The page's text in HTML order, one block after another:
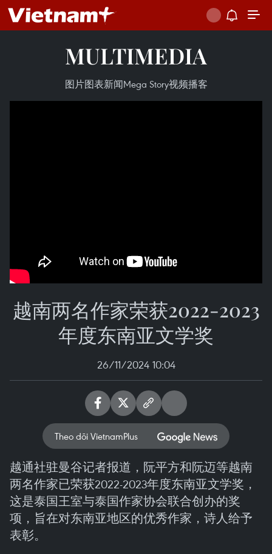
MULTIMEDIA
图片图表新闻Mega Story视频播客
越南两名作家荣获2022-2023
年度东南亚文学奖
26/11/2024 10:04
Theo dõi VietnamPlus
越通社驻曼谷记者报道，阮平方和阮迈等越南
两名作家已荣获2022-2023年度东南亚文学奖，
这是泰国王室与泰国作家协会联合创办的奖
项，旨在对东南亚地区的优秀作家，诗人给予
表彰。